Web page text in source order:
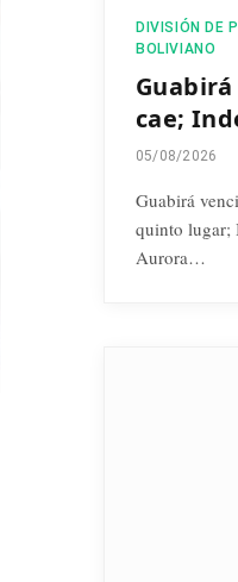
DIVISIÓN DE
BOLIVIANO
cae;
05/08/2026
Guabirá
quinto lugar;
Aurora…